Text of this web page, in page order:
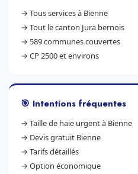
→ Tous services à Bienne
→ Tout le canton Jura bernois
→ 589 communes couvertes
→ CP 2500 et environs
🎯 Intentions fréquentes
→ Taille de haie urgent à Bienne
→ Devis gratuit Bienne
→ Tarifs détaillés
→ Option économique